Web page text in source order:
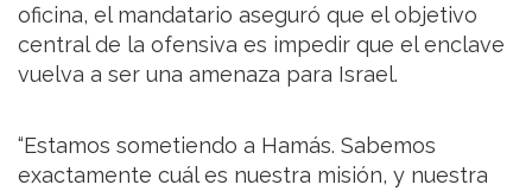
oficina, el mandatario aseguró que el objetivo
central de la ofensiva es impedir que el enclave
vuelva a ser una amenaza para Israel.
“Estamos sometiendo a Hamás. Sabemos
exactamente cuál es nuestra misión, y nuestra